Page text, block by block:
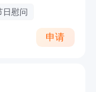
日慰问
申请